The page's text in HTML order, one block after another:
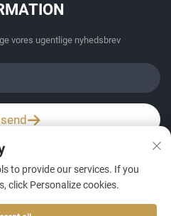
vores ugentlige nyhedsbrev
Whatsapp
to provide our services. If you
click Personalize cookies.